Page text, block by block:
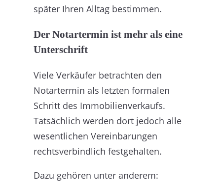
später Ihren Alltag bestimmen.
Der Notartermin ist mehr als eine
Unterschrift
Viele Verkäufer betrachten den
Notartermin als letzten formalen
Schritt des Immobilienverkaufs.
Tatsächlich werden dort jedoch alle
wesentlichen Vereinbarungen
rechtsverbindlich festgehalten.
Dazu gehören unter anderem: